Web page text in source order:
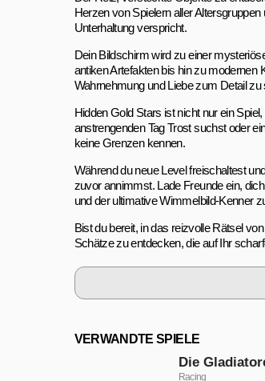
Herzen von Spielern aller
Unterhaltung verspricht.
Dein Bildschirm wird zu einer
antiken Artefakten bis hin zu modernen
Wahrnehmung und Liebe zum Detail zu
Hidden Gold Stars ist nicht nur ein
anstrengenden Tag Trost suchst oder
keine Grenzen kennen.
Während du neue Level freischaltest
zuvor annimmst. Lade Freunde ein,
und der ultimative Wimmelbild-Kenner
Bist du bereit, in das reizvolle Rätsel
Schätze zu entdecken, die auf Ihr
VERWANDTE SPIELE
Die
Racing